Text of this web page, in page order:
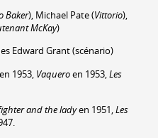
Baker), Michael Pate(Vittorio),
McKay)
Edward Grant(scénario)
1953, Vaqueroen 1953,Les
and the ladyen 1951,Les